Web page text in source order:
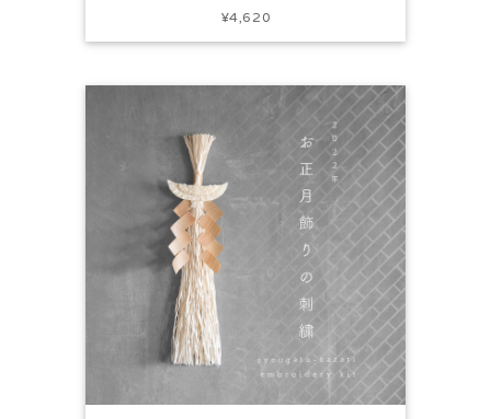
¥4,620